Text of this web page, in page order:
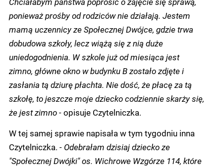
ponieważ prośby od rodziców nie działają. Jestem
mamą uczennicy ze Społecznej Dwójce, gdzie trwa
dobudowa szkoły, lecz wiążą się z nią duże
uniedogodnienia. W szkole już od miesiąca jest
zimno, główne okno w budynku B zostało zdjęte i
zasłania tą dziurę płachta. Nie dość, że płacę za tą
szkołę, to jeszcze moje dziecko codziennie skarży się,
że jest zimno -opisuje Czytelniczka.
W tej samej sprawie napisała w tym tygodniu inna
Czytelniczka. - Odebrałam dzisiaj dziecko ze
"Społecznej Dwójki" os. Wichrowe Wzgórze 114, które